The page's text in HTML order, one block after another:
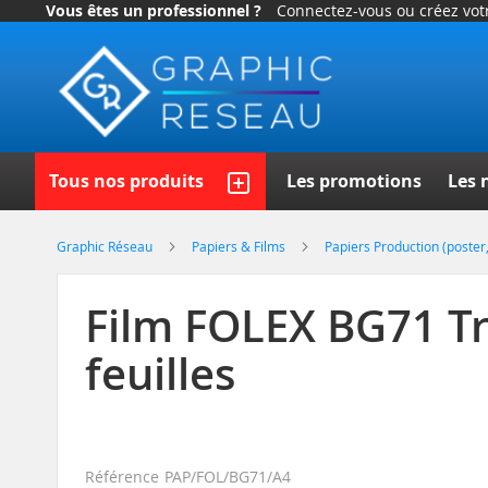
Vous êtes un professionnel ? Connectez-vous ou créez
Allez
contenu
Tous nos produits Les promotions Les
Graphic Réseau Papiers & Films Papiers Production
Film FOLEX BG71
feuilles
Référence PAP/FOL/BG71/A4